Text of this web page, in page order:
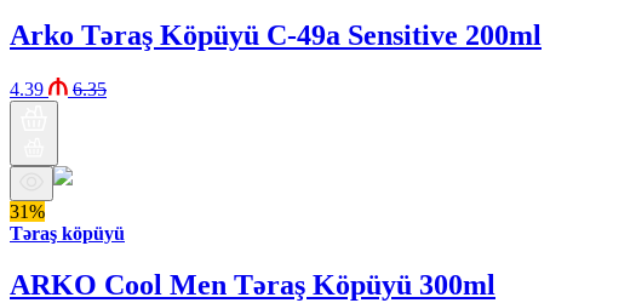
Arko Təraş Köpüyü C-49a Sensitive 200ml
4.39 6.35
31%
Təraş köpüyü
ARKO Cool Men Təraş Köpüyü 300ml